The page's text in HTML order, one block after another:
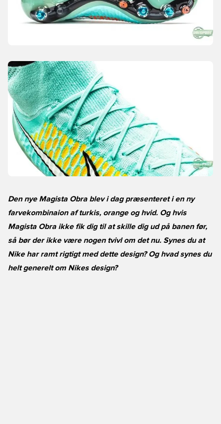
Den nye Magista Obra blev i dag præsenteret i en ny
farvekombinaion af turkis, orange og hvid. Og hvis
Magista Obra ikke fik dig til at skille dig ud på banen før,
så bør der ikke være nogen tvivl om det nu. Synes du at
Nike har ramt rigtigt med dette design? Og hvad synes du
helt generelt om Nikes design?